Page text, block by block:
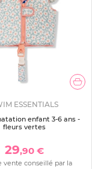
ESSENTIALS
enfant 3-6 ans -
fleurs vertes
29,90 €
vente conseillé par la